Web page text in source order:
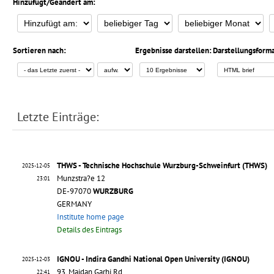
Hinzufügt/Geändert am:
Sortieren nach: Ergebnisse darstellen:
Letzte Einträge:
2025-12-05
23:01
THWS - Technische Hochschule Wurzburg-Schweinfurt (THWS)
Munzstra?e 12
DE-97070WURZBURG
GERMANY
Institute home page
Details des Eintrags
2025-12-03
22:41
IGNOU - Indira Gandhi National Open University (IGNOU)